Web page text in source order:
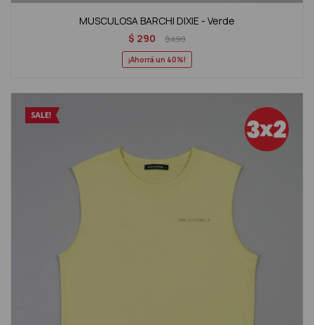
MUSCULOSA BARCHI DIXIE - Verde
$ 290 $490
40